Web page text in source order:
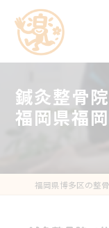
鍼灸整骨
福岡県福